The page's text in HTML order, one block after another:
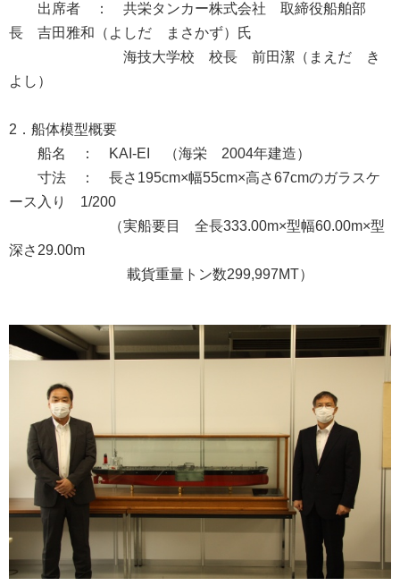
出席者 ： 共栄タンカー株式会社 取締役船舶部
長 吉田雅和（よしだ まさかず）氏
海技大学校 校長 前田潔（まえだ き
よし）
2．船体模型概要
船名 ： KAI-EI （海栄 2004年建造）
寸法 ： 長さ195cm×幅55cm×高さ67cmのガラスケ
ース入り 1/200
（実船要目 全長333.00m×型幅60.00m×型
深さ29.00m
載貨重量トン数299,997MT）